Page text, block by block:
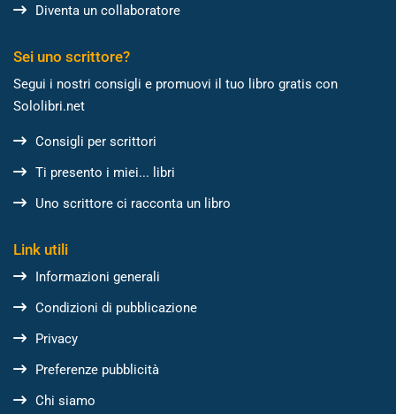
Diventa un collaboratore
Sei uno scrittore?
Segui i nostri consigli e promuovi il tuo libro gratis con
Sololibri.net
Consigli per scrittori
Ti presento i miei... libri
Uno scrittore ci racconta un libro
Link utili
Informazioni generali
Condizioni di pubblicazione
Privacy
Preferenze pubblicità
Chi siamo